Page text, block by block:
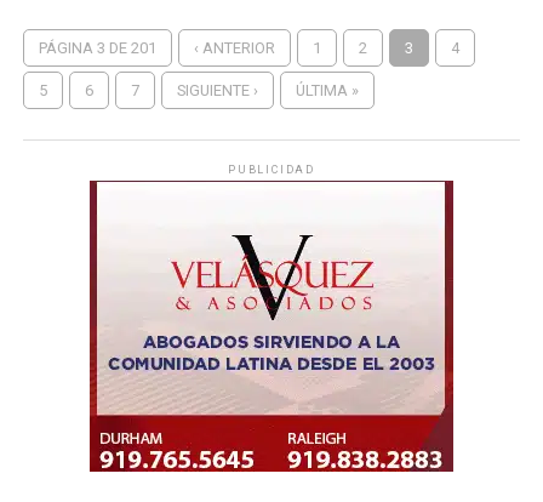
PÁGINA 3 DE 201 ‹ ANTERIOR 1 2 3 4
5 6 7 SIGUIENTE › ÚLTIMA »
PUBLICIDAD